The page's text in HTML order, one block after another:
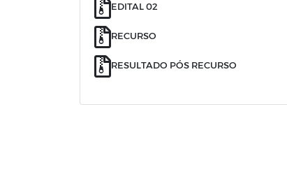
EDITAL 02
RECURSO
RESULTADO PÓS RECURSO